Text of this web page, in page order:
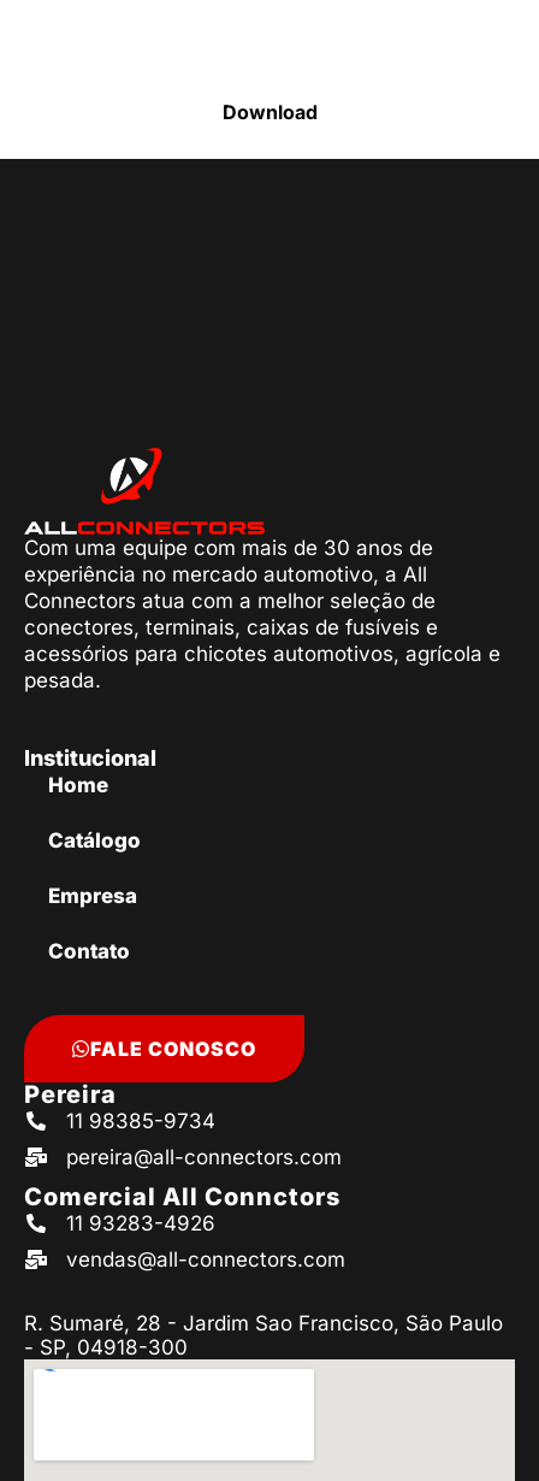
Download
Com uma equipe com mais de 30 anos de
experiência no mercado automotivo, a All
Connectors atua com a melhor seleção de
conectores, terminais, caixas de fusíveis e
acessórios para chicotes automotivos, agrícola e
pesada.
Institucional
Home
Catálogo
Empresa
Contato
FALE CONOSCO
Pereira
11 98385-9734
pereira@all-connectors.com
Comercial All Connctors
11 93283-4926
vendas@all-connectors.com
R. Sumaré, 28 - Jardim Sao Francisco, São Paulo
- SP, 04918-300